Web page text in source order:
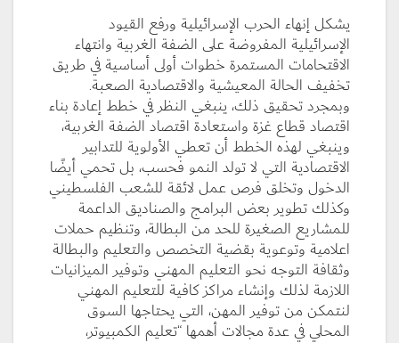
يشكل إنهاء الحرب الإسرائيلية ورفع القيود
الإسرائيلية المفروضة على الضفة الغربية وانتهاء
الاقتحامات المستمرة خطوات أولى أساسية في طريق
تخفيف الحالة المعيشية والاقتصادية الصعبة.
وبمجرد تحقيق ذلك، ينبغي النظر في خطط إعادة بناء
اقتصاد قطاع غزة واستعادة اقتصاد الضفة الغربية،
وينبغي لهذه الخطط أن تعطي الأولوية للتدابير
الاقتصادية التي لا تولد النمو فحسب، بل تحمي أيضًا
الدخول وتخلق فرص عمل لائقة للشعب الفلسطيني
وكذلك تطوير بعض البرامج والصناديق الداعمة
للمشاريع الصغيرة للحد من البطالة، وتنظيم حملات
اعلامية وتوعوية بقضية التخصص والتعليم والبطالة
وثقافة التوجه نحو التعليم المهني وتوفير الميزانيات
اللازمة لذلك وإنشاء مراكز كافية للتعليم المهني
لنتمكن من توفير المهن، التي يحتاجها السوق
المحلي في عدة مجالات أهمها “تعليم الكمبيوتر،